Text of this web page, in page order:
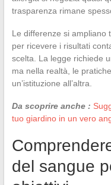
trasparenza rimane
Le differenze si ampliano
per ricevere i risultati
scelta. La legge richiede
ma nella realtà, le
un’istituzione all’altra.
Da scoprire anche :
tuo giardino in un vero
del sangue